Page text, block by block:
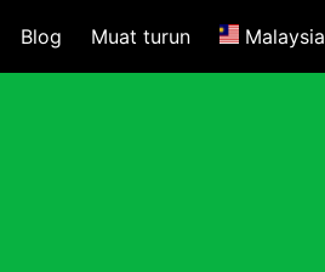
Blog Muat turun Malaysia